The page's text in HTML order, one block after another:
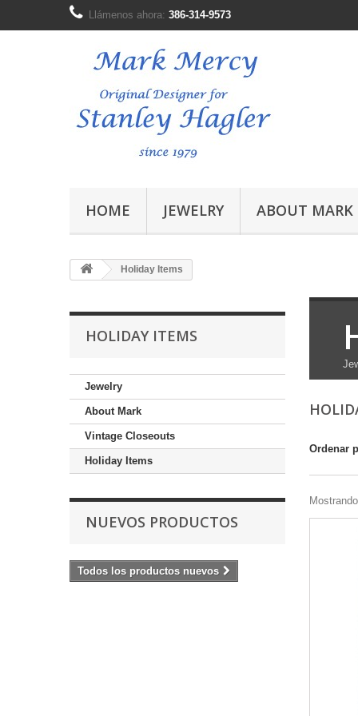
Llámenos ahora: 386-314-9573
HOME JEWELRY ABOUT MARK
Holiday Items
HOLIDAY ITEMS
Jewelry
About Mark
Vintage Closeouts
Holiday Items
NUEVOS PRODUCTOS
Todos los productos nuevos
Ordenar